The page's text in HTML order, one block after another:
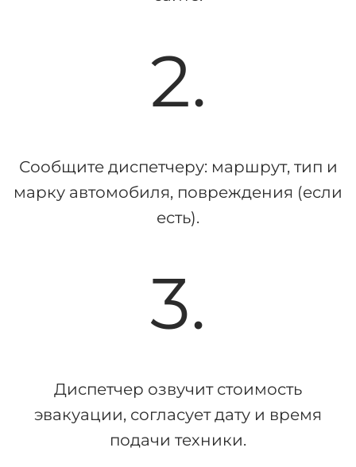
2.
Сообщите диспетчеру: маршрут, тип и
марку автомобиля, повреждения (если
есть).
3.
Диспетчер озвучит стоимость
эвакуации, согласует дату и время
подачи техники.